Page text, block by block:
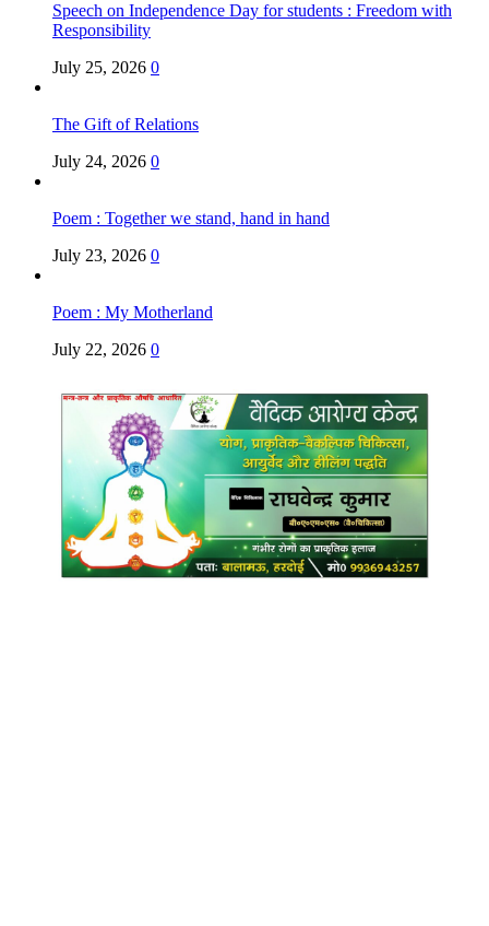
Speech on Independence Day for students : Freedom with
Responsibility
July 25, 2026 0
The Gift of Relations
July 24, 2026 0
Poem : Together we stand, hand in hand
July 23, 2026 0
Poem : My Motherland
July 22, 2026 0